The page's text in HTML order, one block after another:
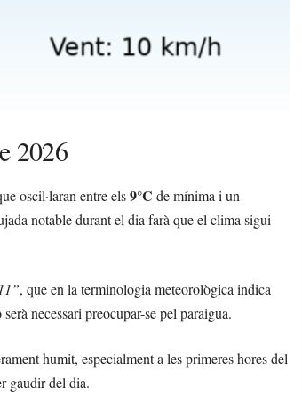
2026
oscil·laran entre els9°C de mínima i un
notable durant el dia farà que el clima sigui
, que en la terminologia meteorològica indica
necessari preocupar-se pel paraigua.
humit, especialment a les primeres hores del
gaudir del dia.